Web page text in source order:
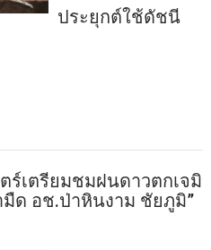
ประยุกต์ใช้ดัชนี
ร์เตรียมชมฝนดาวตกเจมิ
ด อช.ป่าหินงาม ชัยภูมิ”